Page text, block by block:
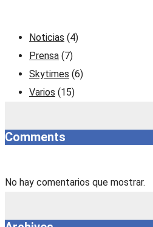
Noticias (4)
Prensa (7)
Skytimes (6)
Varios (15)
Comments
No hay comentarios que mostrar.